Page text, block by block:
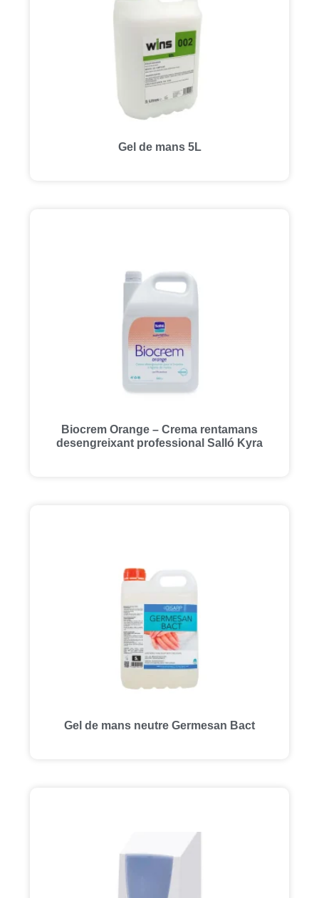
Gel de mans 5L
Biocrem Orange – Crema rentamans
desengreixant professional Salló Kyra
Gel de mans neutre Germesan Bact